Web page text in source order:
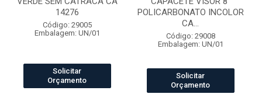
14276
Código: 29005
Embalagem: UN/01
Solicitar
Orçamento
POLICARBONATO INCOLOR
CA...
Código: 29008
Embalagem: UN/01
Solicitar
Orçamento